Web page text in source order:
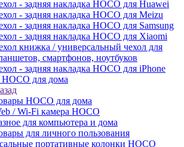
- задняя накладка HOCO для Huawei
- задняя накладка HOCO для Meizu
- задняя накладка HOCO для Samsung
- задняя накладка HOCO для Xiaomi
книжка / универсальный чехол для
смартфонов, ноутбуков
- задняя накладка HOCO для iPhone
для дома
HOCO для дома
/ Wi-Fi камера HOCO
для компьютера и дома
для личного пользования
портативные колонки HOCO